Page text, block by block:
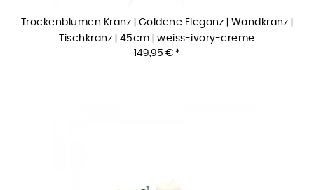
Trockenblumen Kranz | Goldene Eleganz | Wandkranz |
Tischkranz | 45cm | weiss-ivory-creme
149,95 € *